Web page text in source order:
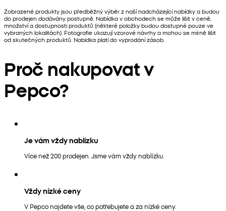
Zobrazené produkty jsou předběžný výběr z naší nadcházející nabídky a budou
do prodejen dodávány postupně. Nabídka v obchodech se může lišit v ceně,
množství a dostupnosti produktů (některé položky budou dostupné pouze ve
vybraných lokalitách). Fotografie ukazují vzorové návrhy a mohou se mírně lišit
od skutečných produktů. Nabídka platí do vyprodání zásob.
Proč nakupovat v
Pepco?
Je vám vždy nablízku
Více než 200 prodejen. Jsme vám vždy nablízku.
Vždy nízké ceny
V Pepco najdete vše, co potřebujete a za nízké ceny.